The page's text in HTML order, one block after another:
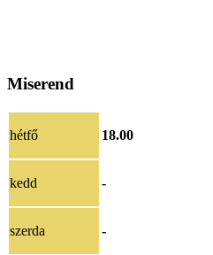
Miserend
hétfő 18.00
kedd -
szerda -